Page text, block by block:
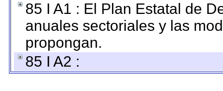
85 I A1 : El Plan Estatal de
anuales sectoriales y las
propongan.
85 I A2 :